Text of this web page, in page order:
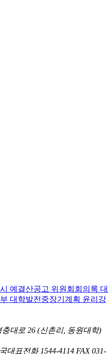
예결산공고 위원회회의록 대
대학발전중장기계획 윤리강
대로 26 (신촌리, 동원대학)
대표전화 1544-4114 FAX 031-